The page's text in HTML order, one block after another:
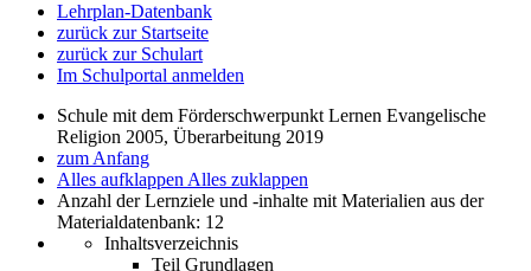
Lehrplan-Datenbank
zurück zur Startseite
zurück zur Schulart
Im Schulportal anmelden
Schule mit dem Förderschwerpunkt Lernen Evangelische
Religion 2005, Überarbeitung 2019
zum Anfang
Alles aufklappen Alles zuklappen
Anzahl der Lernziele und -inhalte mit Materialien aus der
Materialdatenbank: 12
Inhaltsverzeichnis
Teil Grundlagen